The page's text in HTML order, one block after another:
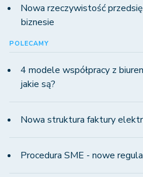
Nowa rzeczywistość
biznesie
POLECAMY
4 modele współpracy z
jakie są?
Nowa struktura faktury
Procedura SME - nowe